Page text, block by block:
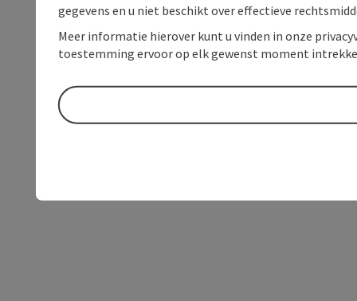
gegevens en u niet beschikt over effectieve
Meer informatie hierover kunt u vinden in onze
toestemming ervoor op elk gewenst moment